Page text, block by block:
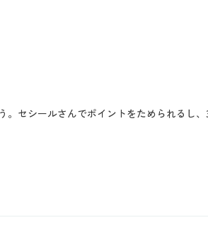
セシールさんでポイントをためられるし